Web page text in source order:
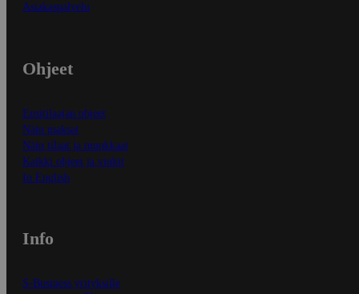
Asiakaspalvelu
Ohjeet
Ensitilaajan ohjeet
Näin maksat
Näin tilaat ja muokkaat
Kaikki ohjeet ja vinkit
In English
Info
S-Business yrityksille